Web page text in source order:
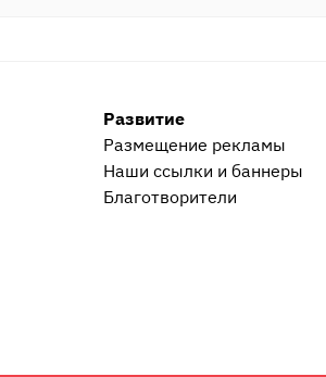
Развитие
Размещение рекламы
Наши ссылки и баннеры
Благотворители